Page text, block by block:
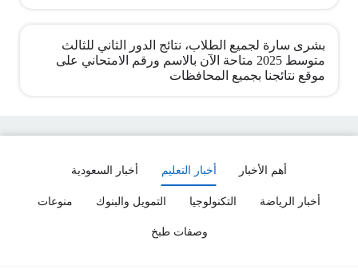
بشرى سارة لجميع الطلاب، نتائج الدور الثاني للثالث
متوسط 2025 متاحة الآن بالاسم ورقم الامتحاني على
موقع نتائجنا بجميع المحافظات
أهم الأخبار أخبار التعليم أخبار السعودية
أخبار الرياضة التكنولوجيا التمويل والبنوك منوعات
وصفات طبخ